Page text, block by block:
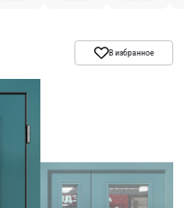
В избранное